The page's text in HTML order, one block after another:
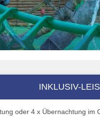
INKLUSIV-
oder 4 x Übernachtung im